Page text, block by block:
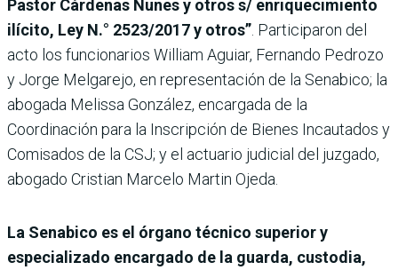
Pastor Cárdenas Nunes y otros s/ enriquecimiento
ilícito, Ley N.° 2523/2017 y otros”. Participaron del
acto los funcionarios William Aguiar, Fernando Pedrozo
y Jorge Melgarejo, en representación de la Senabico; la
abogada Melissa González, encargada de la
Coordinación para la Inscripción de Bienes Incautados y
Comisados de la CSJ; y el actuario judicial del juzgado,
abogado Cristian Marcelo Martin Ojeda.
La Senabico es el órgano técnico superior y
especializado encargado de la guarda, custodia,